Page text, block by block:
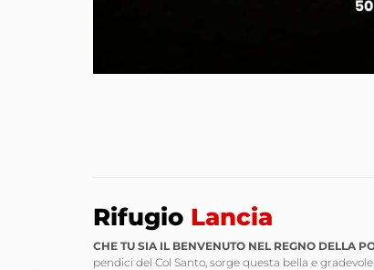
Rifugio Lancia
CHE TU SIA IL BENVENUTO NEL REGNO DELLA
pendici del Col Santo, sorge questa bella e